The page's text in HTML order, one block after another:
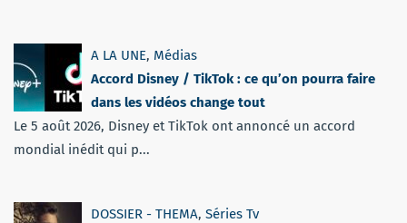
A LA UNE, Médias
Accord Disney / TikTok : ce qu’on pourra faire
dans les vidéos change tout
Le 5 août 2026, Disney et TikTok ont annoncé un accord
mondial inédit qui p...
DOSSIER - THEMA, Séries Tv